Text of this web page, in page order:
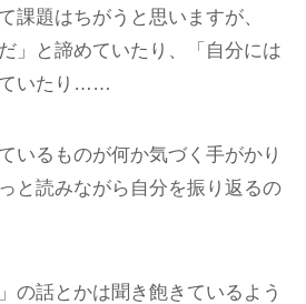
課題はちがうと思いますが、
」と諦めていたり、「自分には
ていたり……
いるものが何か気づく手がかり
と読みながら自分を振り返るの
の話とかは聞き飽きているよう